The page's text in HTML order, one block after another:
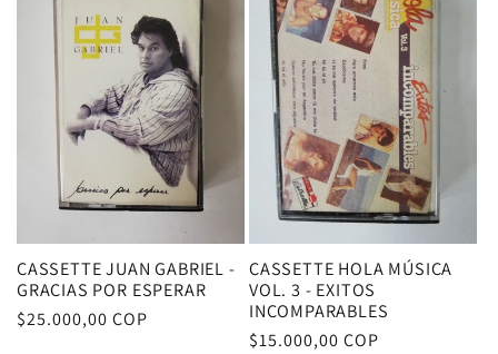
CASSETTE JUAN GABRIEL -
GRACIAS POR ESPERAR
Precio
$25.000,00 COP
CASSETTE HOLA MÚSICA
VOL. 3 - EXITOS
INCOMPARABLES
Precio
$15.000,00 COP